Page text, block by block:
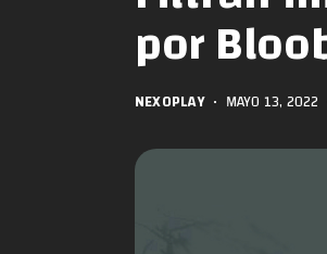
por
NEXOPLAY • MAYO 13, 2022